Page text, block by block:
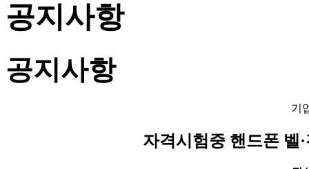
공지사항
공지사항
기
자격시험중 핸드폰 벨